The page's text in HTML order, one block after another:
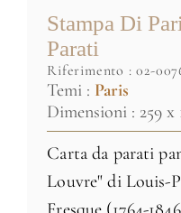
Stampa Di
Parati
riferimento :02-
Temi : Paris
Dimensioni : 259 x
Carta da parati
Louvre" di Louis-